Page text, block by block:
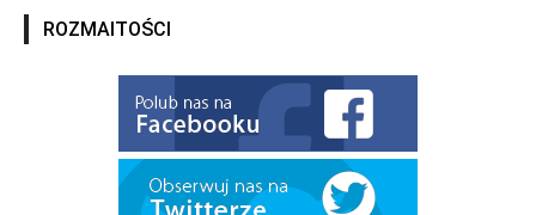
ROZMAITOŚCI